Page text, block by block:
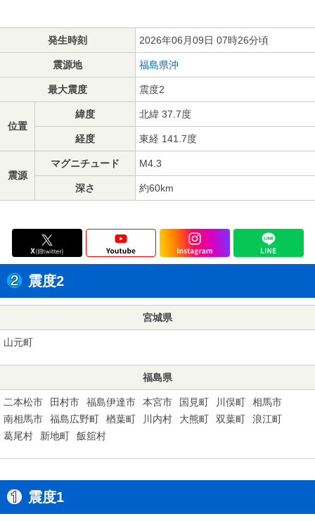
発生時刻 2026年06月09日 07時26分頃
震源地 福島県沖
最大震度 震度2
位置
緯度 北緯 37.7度
経度 東経 141.7度
震源
マグニチュード M4.3
深さ 約60km
震度2
宮城県
山元町
福島県
二本松市 田村市 福島伊達市 本宮市 国見町 川俣町
相馬市
南相馬市
福島広野町 楢葉町 川内村 大熊町 双葉町
浪江町
葛尾村
新地町 飯舘村
震度1